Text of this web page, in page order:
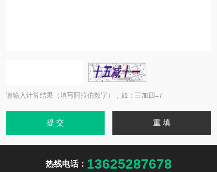
请输入计算结果（填写阿拉伯数字），如：三加四=7
热线电话： 13625287678